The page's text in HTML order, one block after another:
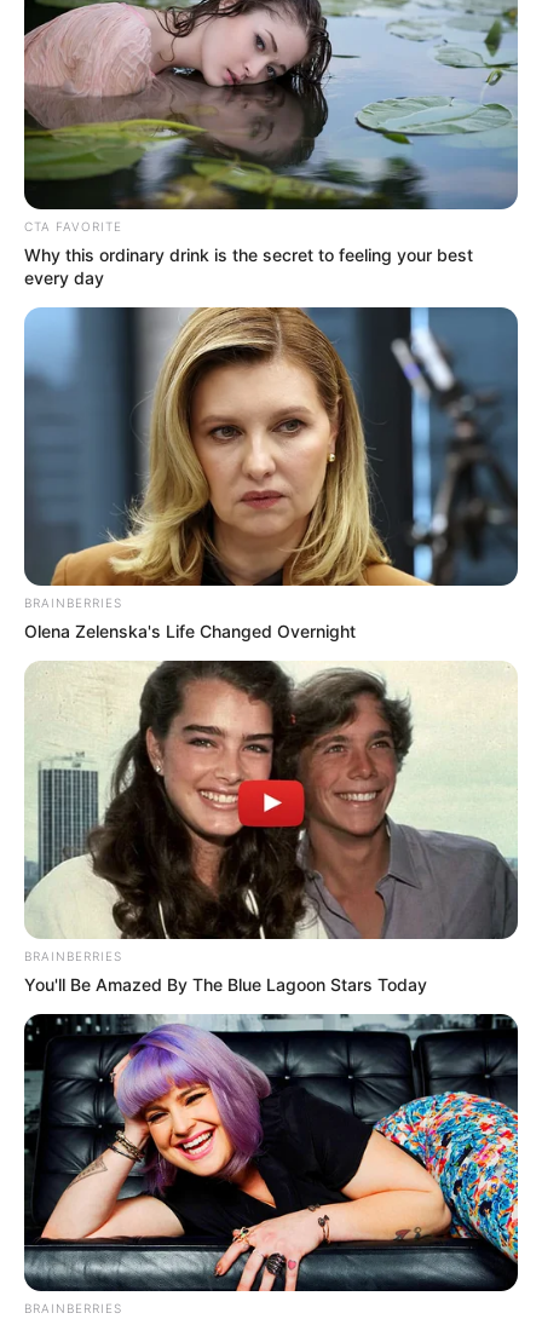
CTA FAVORITE
Why this ordinary drink is the secret to feeling your best
every day
BRAINBERRIES
Olena Zelenska's Life Changed Overnight
BRAINBERRIES
You'll Be Amazed By The Blue Lagoon Stars Today
BRAINBERRIES